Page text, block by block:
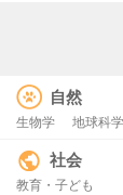
自然
生物学 地球科学
社会
教育・子ども